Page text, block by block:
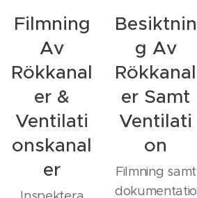
Filmning
Av
Rökkanal
er &
Ventilati
onskanal
er
Besiktnin
g Av
Rökkanal
er Samt
Ventilati
on
Filmning samt
dokumentatio